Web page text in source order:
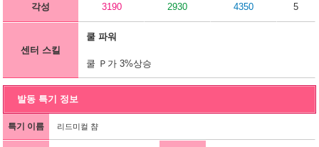
각성 3190 2930 4350 5
센터 스킬
쿨 파워
쿨 Ｐ가 3%상승
발동 특기 정보
특기 이름 리드미컬 챰